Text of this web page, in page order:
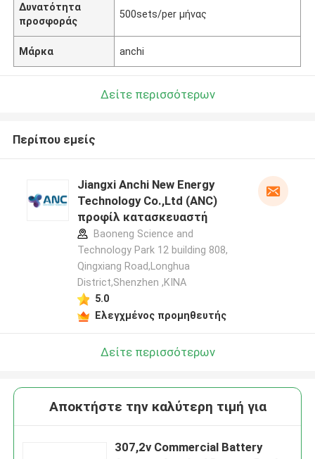
Δυνατότητα
προσφοράς
500sets/per μήνας
Μάρκα anchi
Δείτε περισσότερων
Περίπου εμείς
Jiangxi Anchi New Energy
Technology Co.,Ltd (ANC)
προφίλ κατασκευαστή
Baoneng Science and
Technology Park 12 building 808,
Qingxiang Road,Longhua
District,Shenzhen ,ΚΙΝΑ
5.0
Ελεγχμένος προμηθευτής
Δείτε περισσότερων
Αποκτήστε την καλύτερη τιμή για
307,2v Commercial Battery